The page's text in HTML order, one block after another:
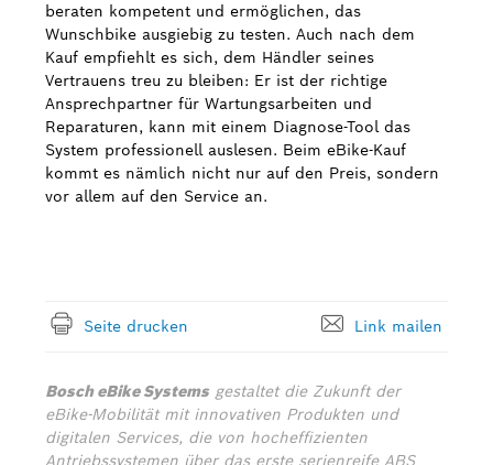
beraten kompetent und ermöglichen, das
Wunschbike ausgiebig zu testen. Auch nach dem
Kauf empfiehlt es sich, dem Händler seines
Vertrauens treu zu bleiben: Er ist der richtige
Ansprechpartner für Wartungsarbeiten und
Reparaturen, kann mit einem Diagnose-Tool das
System professionell auslesen. Beim eBike-Kauf
kommt es nämlich nicht nur auf den Preis, sondern
vor allem auf den Service an.
Seite drucken Link mailen
Bosch eBike Systems gestaltet die Zukunft der
eBike-Mobilität mit innovativen Produkten und
digitalen Services, die von hocheffizienten
Antriebssystemen über das erste serienreife ABS